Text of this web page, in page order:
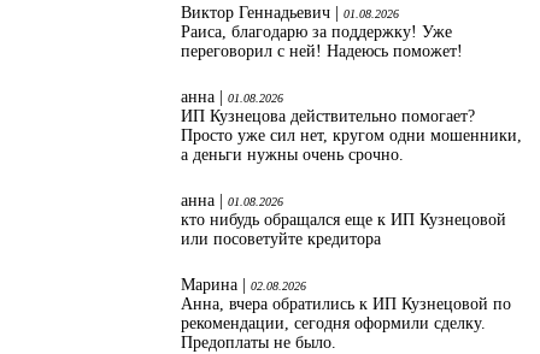
Виктор Геннадьевич | 01.08.2026
Раиса, благодарю за поддержку! Уже
переговорил с ней! Надеюсь поможет!
анна | 01.08.2026
ИП Кузнецова действительно помогает?
Просто уже сил нет, кругом одни мошенники,
а деньги нужны очень срочно.
анна | 01.08.2026
кто нибудь обращался еще к ИП Кузнецовой
или посоветуйте кредитора
Марина | 02.08.2026
Анна, вчера обратились к ИП Кузнецовой по
рекомендации, сегодня оформили сделку.
Предоплаты не было.